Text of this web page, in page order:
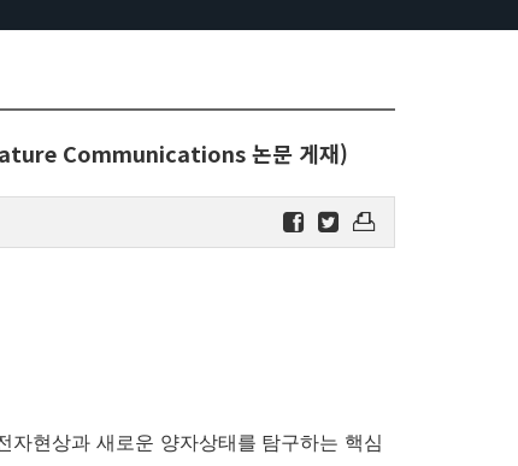
Communications 논문 게재)
자현상과 새로운 양자상태를 탐구하는 핵심